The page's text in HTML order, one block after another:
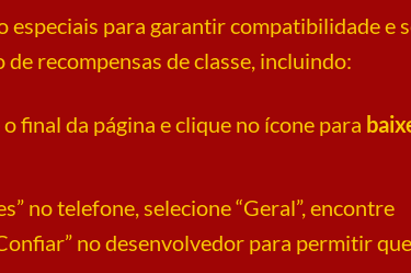
especiais para garantir compatibilidade e
recompensas de classe, incluindo:
final da página e clique no ícone para
no telefone, selecione “Geral”, encontre
no desenvolvedor para permitir